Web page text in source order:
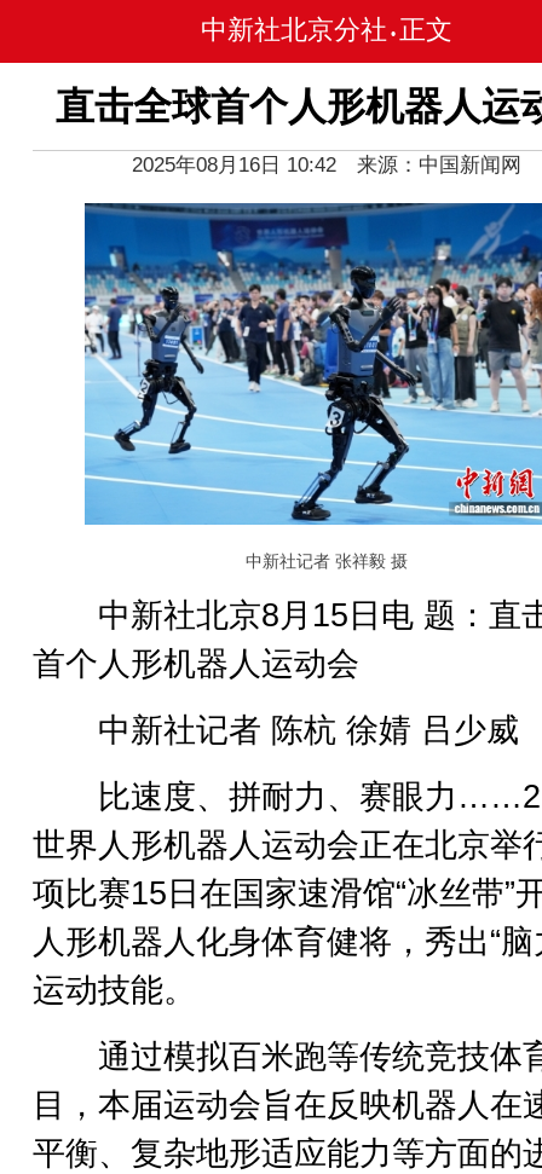
中新社北京分社 • 正文
直击全球首个人形机器人运
2025年08月16日 10:42 来源：中国新闻网
中新社记者 张祥毅 摄
中新社北京8月15日电 题：直
首个人形机器人运动会
中新社记者 陈杭 徐婧 吕少威
比速度、拼耐力、赛眼力
世界人形机器人运动会正在北京举
项比赛15日在国家速滑馆“冰丝带”
人形机器人化身体育健将，秀出“脑
运动技能。
通过模拟百米跑等传统竞技体
目，本届运动会旨在反映机器人在
平衡、复杂地形适应能力等方面的